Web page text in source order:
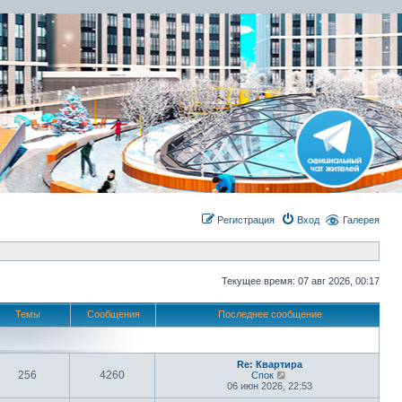
Галерея
Вход
Регистрация
Текущее время: 07 авг 2026, 00:17
Темы Сообщения Последнее сообщение
256 4260
Re: Квартира
Спок
е
р
06 июн 2026, 22:53